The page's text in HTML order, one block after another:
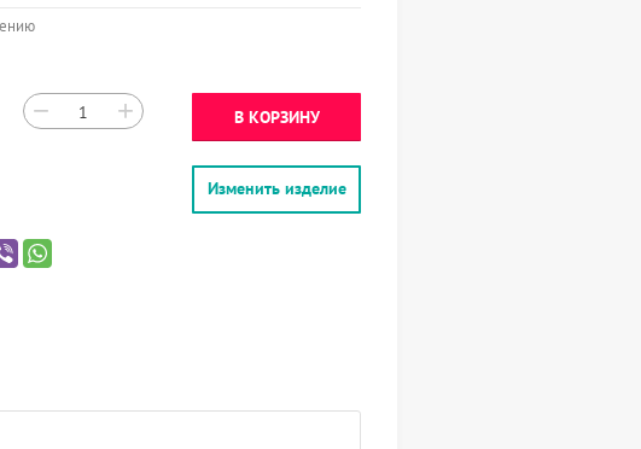
− +
Изменить изделие
В КОРЗИНУ